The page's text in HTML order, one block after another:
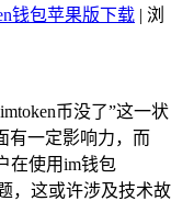
钱包苹果版下载 | 浏
币没了”这一状
有一定影响力，而
在使用im钱包
，这或许涉及技术故